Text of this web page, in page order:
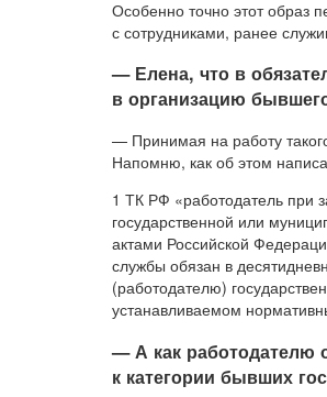
Особенно точно этот образ
с сотрудниками, ранее
— Елена, что в
в организацию
— Принимая на работу
Напомню, как об этом
1 ТК РФ «работодатель при
государственной или
актами Российской
службы обязан в
(работодателю)
устанавливаемом
— А как работодателю
к категории бывших